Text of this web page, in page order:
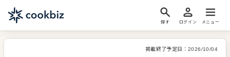
探す ログイン メニュー
掲載終了予定日： 2026/10/04